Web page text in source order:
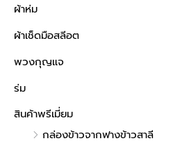
ผ้าห่ม
ผ้าเช็ดมือสลีอต
พวงกุญแจ
ร่ม
สินค้าพรีเมี่ยม
กล่องข้าวจากฟางข้าวสาลี